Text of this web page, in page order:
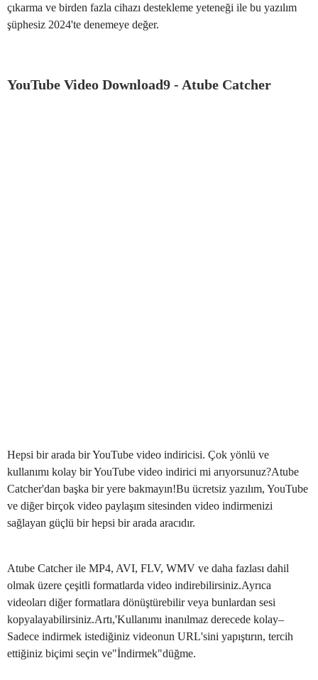
çıkarma ve birden fazla cihazı destekleme yeteneği ile bu yazılım
şüphesiz 2024'te denemeye değer.
YouTube Video Download9 - Atube Catcher
Hepsi bir arada bir YouTube video indiricisi. Çok yönlü ve
kullanımı kolay bir YouTube video indirici mi arıyorsunuz?Atube
Catcher'dan başka bir yere bakmayın!Bu ücretsiz yazılım, YouTube
ve diğer birçok video paylaşım sitesinden video indirmenizi
sağlayan güçlü bir hepsi bir arada aracıdır.
Atube Catcher ile MP4, AVI, FLV, WMV ve daha fazlası dahil
olmak üzere çeşitli formatlarda video indirebilirsiniz.Ayrıca
videoları diğer formatlara dönüştürebilir veya bunlardan sesi
kopyalayabilirsiniz.Artı,'Kullanımı inanılmaz derecede kolay–
Sadece indirmek istediğiniz videonun URL'sini yapıştırın, tercih
ettiğiniz biçimi seçin ve"İndirmek"düğme.